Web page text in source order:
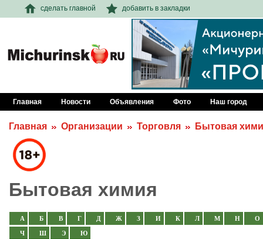
сделать главной добавить в закладки
Главная Новости Объявления Фото Наш город
Главная Организации Торговля Бытовая
Бытовая химия
А Б В Г Д Ж З И К Л М Н О
Ч Ш Э Ю